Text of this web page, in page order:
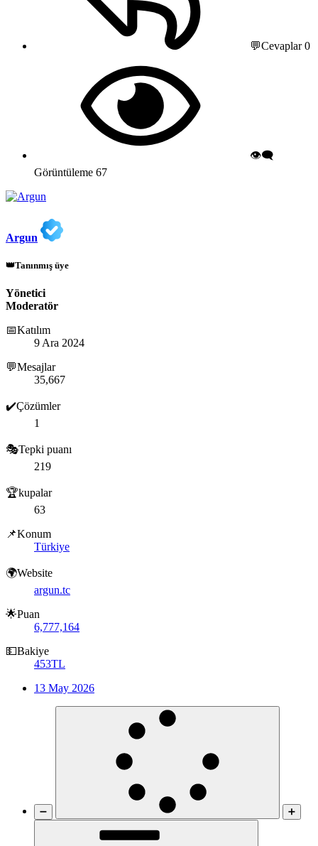
💬Cevaplar0
👁️‍🗨️
Görüntüleme 67
Argun
👑Tanınmış üye
Yönetici
Moderatör
📅Katılım
9 Ara 2024
💬Mesajlar
35,667
✔️Çözümler
1
🎭Tepki puanı
219
🏆kupalar
63
📌Konum
Türkiye
🌍Website
argun.tc
🌟Puan
6,777,164
💵Bakiye
453TL
13 May 2026
➖ ➕